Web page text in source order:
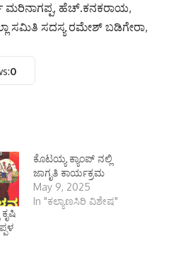
ಮರಿನಾಗಪ್ಪ, ಹೆಚ್.ಕನಕರಾಯ,
ಸಮಿತಿ ಸದಸ್ಯ ರಮೇಶ್ ಬಡಿಗೇರಾ,
0
ಕೊಟಯ್ಯ ಕ್ಯಾಂಪ್ ನಲ್ಲಿ
ಜಾಗೃತಿ ಕಾರ್ಯಕ್ರಮ
May 9, 2025
In "ಕಲ್ಯಾಣಸಿರಿ ವಿಶೇಷ"